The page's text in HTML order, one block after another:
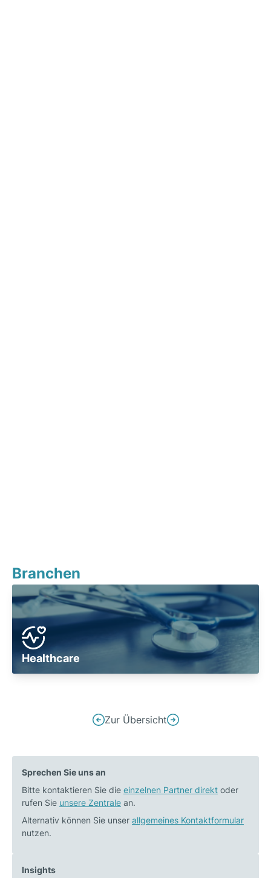
Branchen
Healthcare
Markt
Medizintechnik:
Die
neuesten
Zur Übersicht
Rechenzentren
Sprechen Sie uns an
Bitte kontaktieren Sie die einzelnen Partner direkt oder
rufen Sie unsere Zentrale an.
Alternativ können Sie unser allgemeines Kontaktformular
nutzen.
Insights